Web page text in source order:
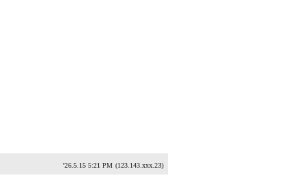
'26.5.15 5:21 PM (123.143.xxx.23)